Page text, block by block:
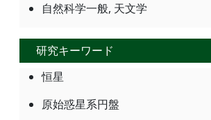
自然科学一般, 天文学
研究キーワード
恒星
原始惑星系円盤